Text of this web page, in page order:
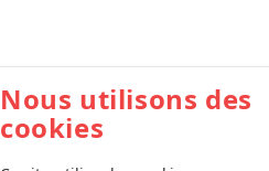
Nous utilisons des
cookies